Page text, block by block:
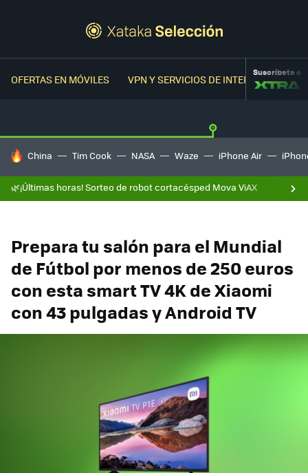
OFERTAS EN MÓVILES VPN Y SERVICIOS DE INTERNETSuscríbete a
HOY SE HABLA DE
China Tim Cook NASA Waze iPhone Air
🌿¡Últimas horas! Sorteo de robot cortacésped Mova ViAX
Prepara tu salón para el Mundial
de Fútbol por menos de 250 euros
con esta smart TV 4K de Xiaomi
con 43 pulgadas y Android TV